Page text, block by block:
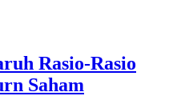
Rasio-Rasio
Saham